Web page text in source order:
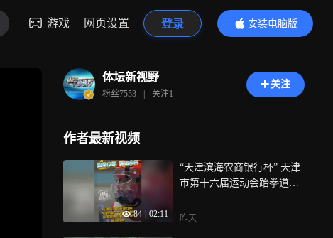
游戏 网页设置 登录
安装电脑版
内容更精彩
体坛新视野
粉丝7553 | 关注1
关注
作者最新视频
84 02:11
“天津滨海农商银行杯” 天津
市第十六届运动会跆拳道青
高水平赛事平台，选拔优秀
昨天